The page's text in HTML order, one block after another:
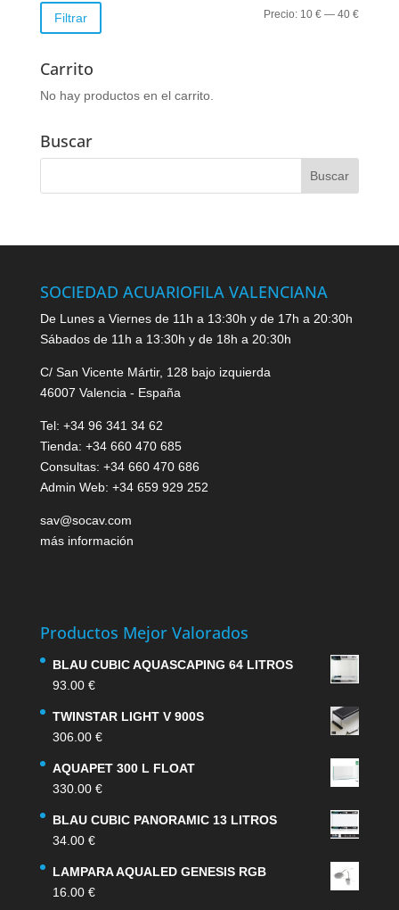
Precio
Precio
Filtrar Precio: 10 € —40 €
Carrito
No hay productos en el carrito.
Buscar
SOCIEDAD ACUARIOFILA VALENCIANA
De Lunes a Viernes de 11h a 13:30h y de 17h a 20:30h
Sábados de 11h a 13:30h y de 18h a 20:30h
C/ San Vicente Mártir, 128 bajo izquierda
46007 Valencia - España
Tel: +34 96 341 34 62
Tienda: +34 660 470 685
Consultas: +34 660 470 686
Admin Web: +34 659 929 252
sav@socav.com
más información
Productos Mejor Valorados
BLAU CUBIC AQUASCAPING 64 LITROS
93.00 €
TWINSTAR LIGHT V 900S
306.00 €
AQUAPET 300 L FLOAT
330.00 €
BLAU CUBIC PANORAMIC 13 LITROS
34.00 €
LAMPARA AQUALED GENESIS RGB
16.00 €